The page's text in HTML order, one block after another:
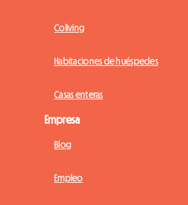
Coliving
Habitaciones de huéspedes
Casas enteras
Empresa
Blog
Empleo